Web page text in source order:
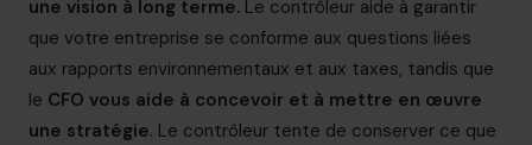
une vision à long terme. Le contrôleur aide à garantir
que votre entreprise se conforme aux questions liées
aux rapports environnementaux et aux taxes, tandis que
le CFO vous aide à concevoir et à mettre en œuvre
une stratégie. Le contrôleur tente de conserver ce que